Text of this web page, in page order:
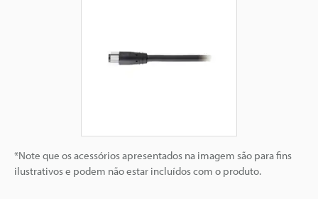
*Note que os acessórios apresentados na imagem são para fins
ilustrativos e podem não estar incluídos com o produto.